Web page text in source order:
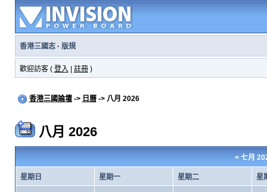
香港三國志· 版規
歡迎訪客 ( 登入 註冊)
香港三國論壇-> 日曆-> 八月 2026
八月 2026
< 七月
星期日 星期一 星期二 星